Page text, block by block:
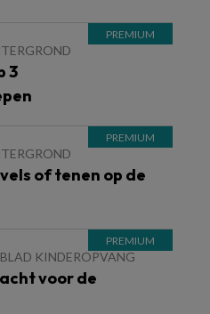
3
of tenen op de
KINDEROPVANG
voor de